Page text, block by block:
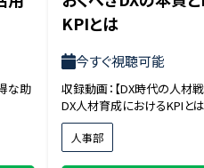
な助
KPIとは
今すぐ視聴可能
収録動画：【DX時代の人材
DX人材育成におけるKPIと
人事部